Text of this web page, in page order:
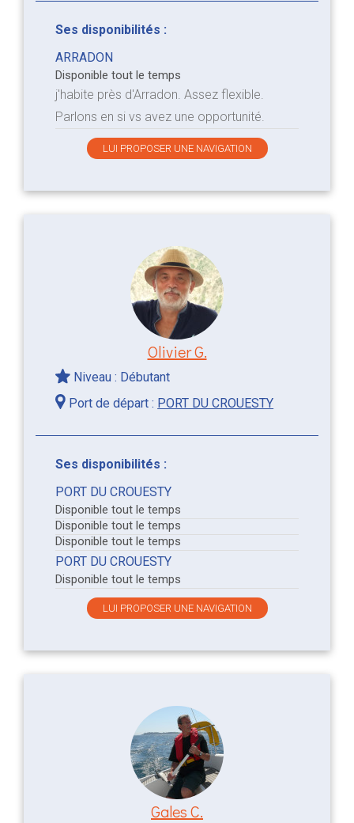
Ses disponibilités :
ARRADON
Disponible tout le temps
j'habite près d'Arradon. Assez flexible.
Parlons en si vs avez une opportunité.
LUI PROPOSER UNE NAVIGATION
Olivier G.
Niveau : Débutant
Port de départ : PORT DU CROUESTY
Ses disponibilités :
PORT DU CROUESTY
Disponible tout le temps
Disponible tout le temps
Disponible tout le temps
PORT DU CROUESTY
Disponible tout le temps
LUI PROPOSER UNE NAVIGATION
Gales C.